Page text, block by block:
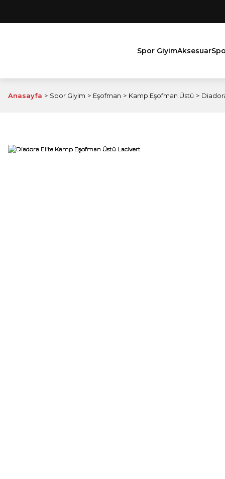
Spor GiyimAksesuar
Anasayfa Spor Giyim Eşofman Kamp Eşofman Üstü